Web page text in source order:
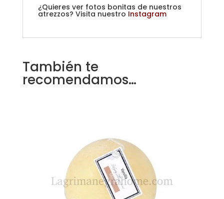
¿Quieres ver fotos bonitas de nuestros
atrezzos? Visita nuestro Instagram
También te
recomendamos…